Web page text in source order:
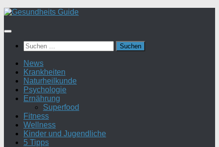
Suchen
nach:
News
Krankheiten
Naturheilkunde
Psychologie
Ernährung
Superfood
Fitness
Wellness
Kinder und Jugendliche
5 Tipps